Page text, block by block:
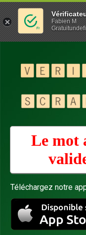
Le mot
Téléchargez notre
Fabien M